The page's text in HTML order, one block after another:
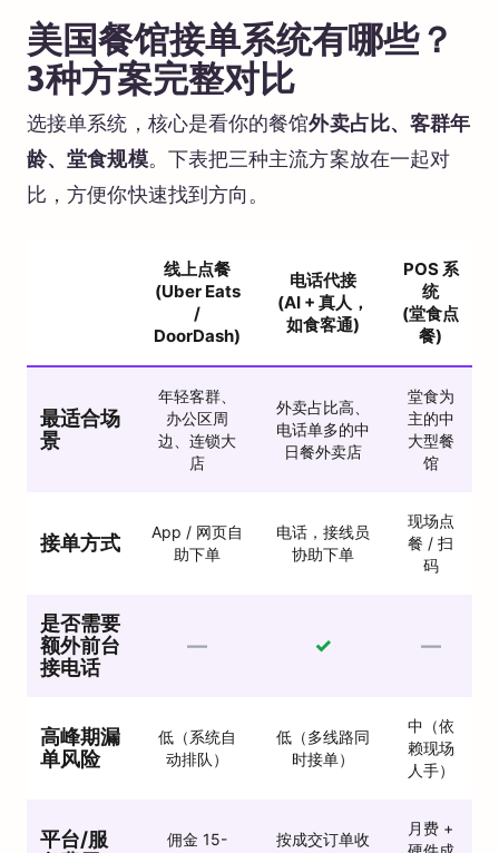
美国餐馆接单系统有哪些？
3种方案完整对比
选接单系统，核心是看你的餐馆外卖占比、客群年
龄、堂食规模。下表把三种主流方案放在一起对
比，方便你快速找到方向。
线上点餐
(Uber Eats
/
DoorDash)
电话代接
(AI + 真人，
如食客通)
POS 系
统
(堂食点
餐)
最适合场
景
年轻客群、
办公区周
边、连锁大
店
外卖占比高、
电话单多的中
日餐外卖店
堂食为
主的中
大型餐
馆
接单方式
App / 网页自
助下单
电话，接线员
协助下单
现场点
餐 / 扫
码
是否需要
额外前台
接电话
— ✓ —
高峰期漏
单风险
低（系统自
动排队）
低（多线路同
时接单）
中（依
赖现场
人手）
平台/服
佣金 15-
按成交订单收
月费 +